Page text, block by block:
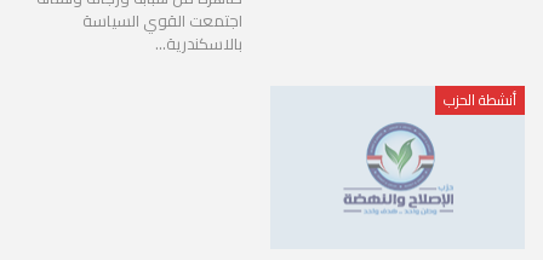
اجتمعت القوي السياسة
بالاسكندرية…
أنشطة الحزب